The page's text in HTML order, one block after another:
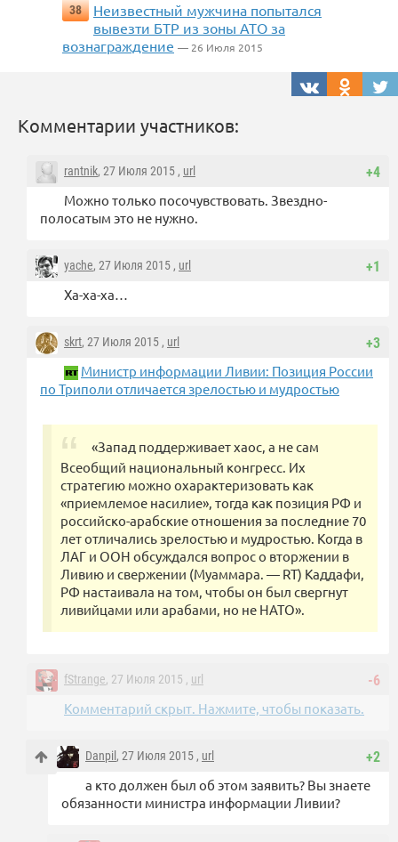
38
Неизвестный мужчина попытался
вывезти БТР из зоны АТО за
вознаграждение — 26 Июля 2015
Комментарии участников:
+4
rantnik, 27 Июля 2015 , url
Можно только посочувствовать. Звездно-
полосатым это не нужно.
+1
yache, 27 Июля 2015 , url
Ха-ха-ха…
+3
skrt, 27 Июля 2015 , url
Министр информации Ливии: Позиция России
по Триполи отличается зрелостью и мудростью
«Запад поддерживает хаос, а не сам
Всеобщий национальный конгресс. Их
стратегию можно охарактеризовать как
«приемлемое насилие», тогда как позиция РФ и
российско-арабские отношения за последние 70
лет отличались зрелостью и мудростью. Когда в
ЛАГ и ООН обсуждался вопрос о вторжении в
Ливию и свержении (Муаммара. — RT) Каддафи,
РФ настаивала на том, чтобы он был свергнут
ливийцами или арабами, но не НАТО».
-6
fStrange, 27 Июля 2015 , url
Комментарий скрыт. Нажмите, чтобы показать.
+2
Danpil , 27 Июля 2015 , url
а кто должен был об этом заявить? Вы знаете
обязанности министра информации Ливии?